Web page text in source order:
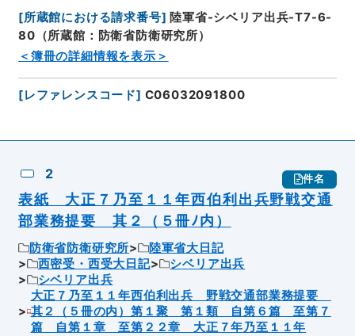
[所蔵館における請求番号] 陸軍省-シベリア出兵-T7-6-
80（所蔵館：防衛省防衛研究所）
＜簿冊の詳細情報を表示＞
[レファレンスコード] C06032091800
2 件名
表紙 大正７乃至１１年西伯利出兵野戦交通
部業務提要 其２（５冊ﾉ内）
防衛省防衛研究所
陸軍省大日記
西密受・西受大日記
シベリア出兵
シベリア出兵
大正７乃至１１年西伯利出兵 野戦交通部業務提要
其２（５冊の内）第１聚 第１類 自第６篇 至第７
篇 自第１章 至第２２章 大正７年乃至１１年